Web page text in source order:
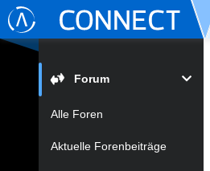
Forum
Alle Foren
Aktuelle Forenbeiträge